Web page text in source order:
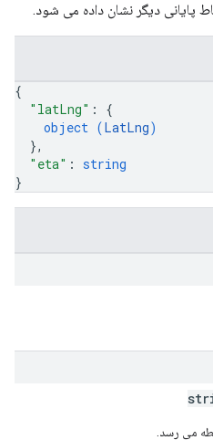
پایانی دیگر نشان داده می شود.
{
"latLng" : {
object (LatLng)
},
"eta" : string
}
می رسد.